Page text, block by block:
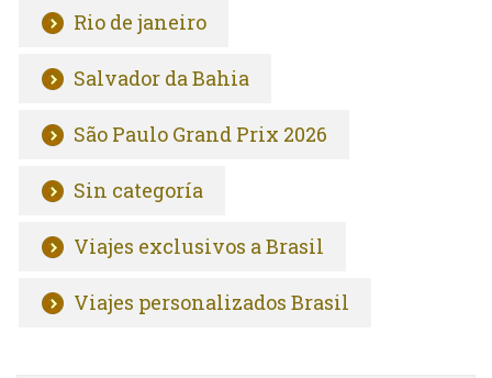
Rio de janeiro
Salvador da Bahia
São Paulo Grand Prix 2026
Sin categoría
Viajes exclusivos a Brasil
Viajes personalizados Brasil